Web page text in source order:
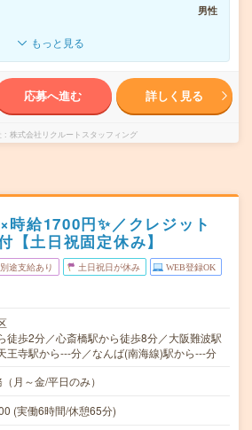
男性
もっと見る
応募へ進む 詳しく見る
株式会社リクルートスタッフィング
時給1700円✨／クレジット
【土日祝固定休み】
途支給あり 土日祝日が休み WEB登録OK
徒歩2分／心斎橋駅から徒歩8分／大阪難波駅
王寺駅から---分／なんば(南海線)駅から---分
月～金/平日のみ）
(実働6時間/休憩65分)